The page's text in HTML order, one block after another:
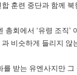
훈련 중단과 함께
회에서 ‘유령 조직’
과 비슷하게 들리지 않
받는 유엔사지만